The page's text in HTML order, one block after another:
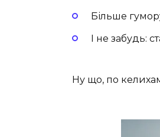
Більше
І не забудь:
Ну що, по